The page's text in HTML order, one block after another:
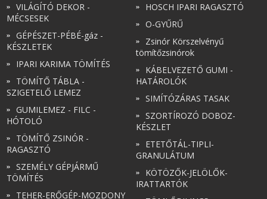
VILÁGÍTÓ DEKOR -
MÉCSESEK
GÉPÉSZET-PÉBÉ-gáz -
KÉSZLETEK
IPARI KARIMA TÖMÍTÉS
TÖMÍTŐ TÁBLA -
SZIGETELŐ LEMEZ
GUMILEMEZ - FILC -
HÓTOLÓ
TÖMÍTŐ ZSINÓR -
RAGASZTÓ
SZEMÉLY GÉPJÁRMŰ
TÖMÍTÉS
TEHER-ERŐGÉP-MOZDONY
HOSCH IPARI RAGASZTÓ
O-GYŰRŰ
Zsinór Körszelvényű
tömítőzsinórok
KÁBELVEZETŐ GUMI -
HATÁROLÓK
SIMÍTÓZÁRAS TASAK
SZORTÍROZÓ DOBOZ-
KÉSZLET
ETETŐTÁL-TIPLI-
GRANULÁTUM
KÖTÖZŐK-JELÖLŐK-
IRATTARTÓK